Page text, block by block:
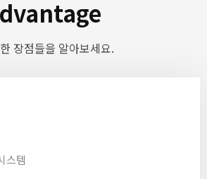
장점들을 알아보세요.
스템